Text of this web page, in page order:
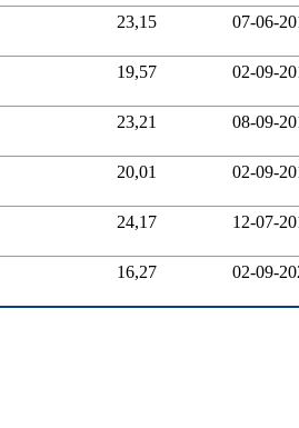
23,15 07-06-
19,57 02-09-
23,21 08-09-
20,01 02-09-
24,17 12-07-
16,27 02-09-